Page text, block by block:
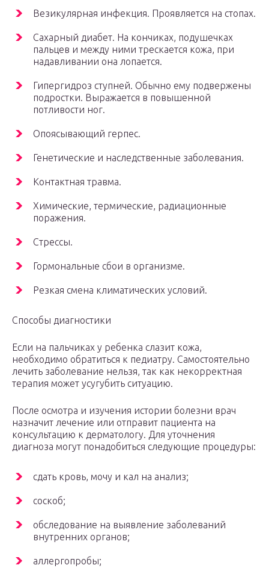
Везикулярная инфекция. Проявляется на стопах.
Сахарный диабет. На кончиках, подушечках
пальцев и между ними трескается кожа, при
надавливании она лопается.
Гипергидроз ступней. Обычно ему подвержены
подростки. Выражается в повышенной
потливости ног.
Опоясывающий герпес.
Генетические и наследственные заболевания.
Контактная травма.
Химические, термические, радиационные
поражения.
Стрессы.
Гормональные сбои в организме.
Резкая смена климатических условий.
Способы диагностики
Если на пальчиках у ребенка слазит кожа,
необходимо обратиться к педиатру. Самостоятельно
лечить заболевание нельзя, так как некорректная
терапия может усугубить ситуацию.
После осмотра и изучения истории болезни врач
назначит лечение или отправит пациента на
консультацию к дерматологу. Для уточнения
диагноза могут понадобиться следующие процедуры:
сдать кровь, мочу и кал на анализ;
соскоб;
обследование на выявление заболеваний
внутренних органов;
аллергопробы;